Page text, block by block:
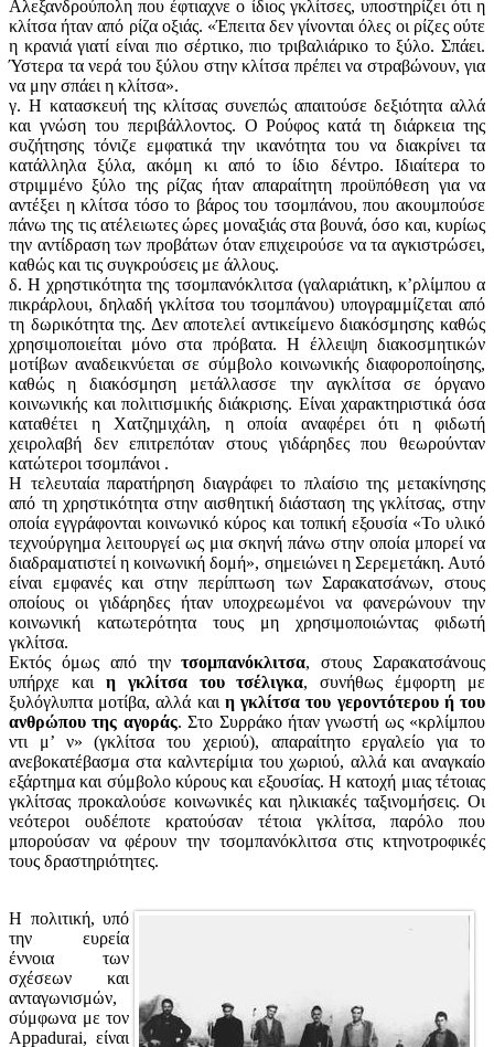
Αλεξανδρούπολη που έφτιαχνε ο ίδιος γκλίτσες, υποστηρίζει ότι η
κλίτσα ήταν από ρίζα οξιάς. «Έπειτα δεν γίνονται όλες οι ρίζες ούτε
η κρανιά γιατί είναι πιο σέρτικο, πιο τριβαλιάρικο το ξύλο. Σπάει.
Ύστερα τα νερά του ξύλου στην κλίτσα πρέπει να στραβώνουν, για
να μην σπάει η κλίτσα».
γ. Η κατασκευή της κλίτσας συνεπώς απαιτούσε δεξιότητα αλλά
και γνώση του περιβάλλοντος. Ο Poύφος κατά τη διάρκεια της
συζήτησης τόνιζε εμφατικά την ικανότητα του να διακρίνει τα
κατάλληλα ξύλα, ακόμη κι από το ίδιο δέντρο. Ιδιαίτερα το
στριμμένο ξύλο της ρίζας ήταν απαραίτητη προϋπόθεση για να
αντέξει η κλίτσα τόσο το βάρος του τσομπάνου, που ακουμπούσε
πάνω της τις ατέλειωτες ώρες μοναξιάς στα βουνά, όσο και, κυρίως
την αντίδραση των προβάτων όταν επιχειρούσε να τα αγκιστρώσει,
καθώς και τις συγκρούσεις με άλλους.
δ. Η χρηστικότητα της τσομπανόκλιτσα (γαλαριάτικη, κ’ρλίμπου α
πικράρλουι, δηλαδή γκλίτσα του τσομπάνου) υπογραμμίζεται από
τη δωρικότητα της. Δεν αποτελεί αντικείμενο διακόσμησης καθώς
χρησιμοποιείται μόνο στα πρόβατα. Η έλλειψη διακοσμητικών
μοτίβων αναδεικνύεται σε σύμβολο κοινωνικής διαφοροποίησης,
καθώς η διακόσμηση μετάλλασσε την αγκλίτσα σε όργανο
κοινωνικής και πολιτισμικής διάκρισης. Είναι χαρακτηριστικά όσα
καταθέτει η Χατζημιχάλη, η οποία αναφέρει ότι η φιδωτή
χειρολαβή δεν επιτρεπόταν στους γιδάρηδες που θεωρούνταν
κατώτεροι τσομπάνοι .
Η τελευταία παρατήρηση διαγράφει το πλαίσιο της μετακίνησης
από τη χρηστικότητα στην αισθητική διάσταση της γκλίτσας, στην
οποία εγγράφονται κοινωνικό κύρος και τοπική εξουσία «Το υλικό
τεχνούργημα λειτουργεί ως μια σκηνή πάνω στην οποία μπορεί να
διαδραματιστεί η κοινωνική δομή», σημειώνει η Σερεμετάκη. Αυτό
είναι εμφανές και στην περίπτωση των Σαρακατσάνων, στους
οποίους οι γιδάρηδες ήταν υποχρεωμένοι να φανερώνουν την
κοινωνική κατωτερότητα τους μη χρησιμοποιώντας φιδωτή
γκλίτσα.
Εκτός όμως από τηντσομπανόκλιτσα, στους Σαρακατσάvouς
υπήρχε και η γκλίτσα του τσέλιγκα, συνήθως έμφορτη με
ξυλόγλυπτα μοτίβα, αλλά και η γκλίτσα του γεροντότερου ή του
ανθρώπου της αγοράς. Στο Συρράκο ήταν γνωστή ως «κρλίμπου
ντι μ’ ν» (γκλίτσα του χεριού), απαραίτητο εργαλείο για το
ανεβοκατέβασμα στα καλντερίμια του χωριού, αλλά και αναγκαίο
εξάρτημα και σύμβολο κύρους και εξουσίας. Η κατοχή μιας τέτοιας
γκλίτσας προκαλούσε κοινωνικές και ηλικιακές ταξινομήσεις. Οι
νεότεροι ουδέποτε κρατούσαν τέτοια γκλίτσα, παρόλο που
μπορούσαν να φέρουν την τσομπανόκλιτσα στις κτηνοτροφικές
τους δραστηριότητες.
Η πολιτική, υπό
την ευρεία
έννοια των
σχέσεων και
ανταγωνισμών,
σύμφωνα με τον
Appadurai, είναι